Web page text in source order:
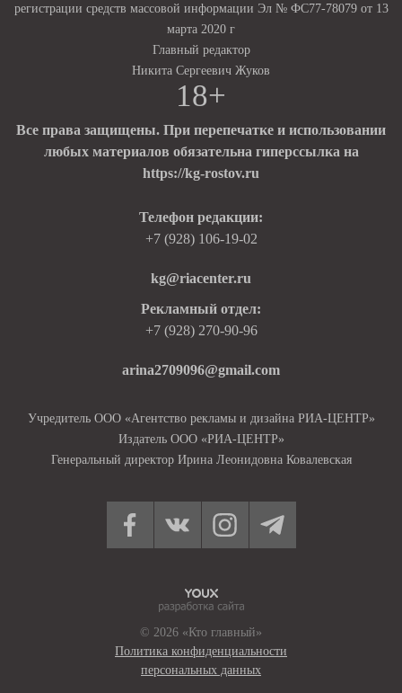
регистрации средств массовой информации Эл № ФС77-78079 от 13
марта 2020 г
Главный редактор
Никита Сергеевич Жуков
18+
Все права защищены. При перепечатке и использовании
любых материалов обязательна гиперссылка на
https://kg-rostov.ru
Телефон редакции:
+7 (928) 106-19-02
kg@riacenter.ru
Рекламный отдел:
+7 (928) 270-90-96
arina2709096@gmail.com
Учредитель ООО «Агентство рекламы и дизайна РИА-ЦЕНТР»
Издатель ООО «РИА-ЦЕНТР»
Генеральный директор Ирина Леонидовна Ковалевская
© 2026 «Кто главный»
Политика конфиденциальности
персональных данных